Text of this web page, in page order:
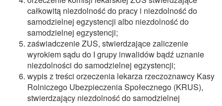
całkowitą niezdolność do pracy i niezdolność do
samodzielnej egzystencji albo niezdolność do
samodzielnej egzystencji;
zaświadczenie ZUS, stwierdzające zaliczenie
wyrokiem sądu do I grupy inwalidów bądź uznanie
niezdolności do samodzielnej egzystencji;
wypis z treści orzeczenia lekarza rzeczoznawcy Kasy
Rolniczego Ubezpieczenia Społecznego (KRUS),
stwierdzający niezdolność do samodzielnej